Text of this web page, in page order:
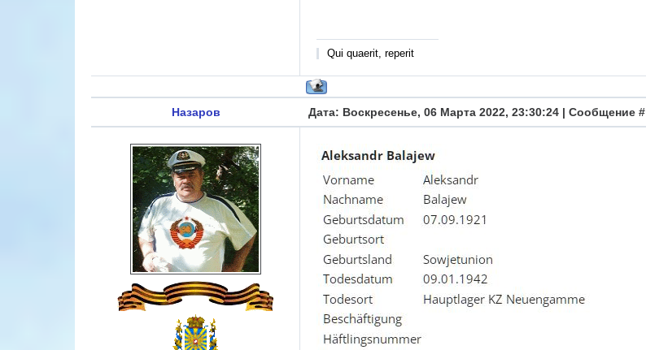
Qui quaerit, reperit
Назаров Дата: Воскресенье, 06 Марта 2022, 23:30:24 | Сообщение #